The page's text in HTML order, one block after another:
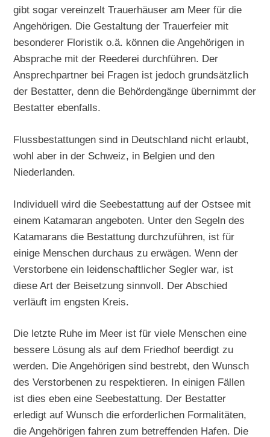
gibt sogar vereinzelt Trauerhäuser am Meer für die
Angehörigen. Die Gestaltung der Trauerfeier mit
besonderer Floristik o.ä. können die Angehörigen in
Absprache mit der Reederei durchführen. Der
Ansprechpartner bei Fragen ist jedoch grundsätzlich
der Bestatter, denn die Behördengänge übernimmt der
Bestatter ebenfalls.
Flussbestattungen sind in Deutschland nicht erlaubt,
wohl aber in der Schweiz, in Belgien und den
Niederlanden.
Individuell wird die Seebestattung auf der Ostsee mit
einem Katamaran angeboten. Unter den Segeln des
Katamarans die Bestattung durchzuführen, ist für
einige Menschen durchaus zu erwägen. Wenn der
Verstorbene ein leidenschaftlicher Segler war, ist
diese Art der Beisetzung sinnvoll. Der Abschied
verläuft im engsten Kreis.
Die letzte Ruhe im Meer ist für viele Menschen eine
bessere Lösung als auf dem Friedhof beerdigt zu
werden. Die Angehörigen sind bestrebt, den Wunsch
des Verstorbenen zu respektieren. In einigen Fällen
ist dies eben eine Seebestattung. Der Bestatter
erledigt auf Wunsch die erforderlichen Formalitäten,
die Angehörigen fahren zum betreffenden Hafen. Die